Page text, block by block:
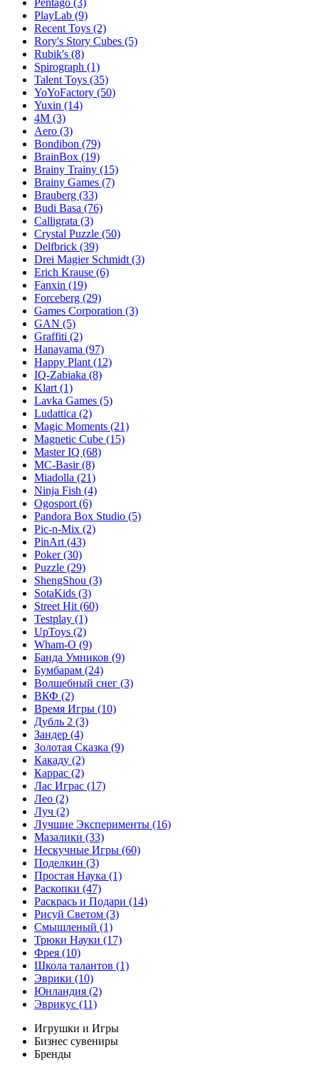
Pentago (3)
PlayLab (9)
Recent Toys (2)
Rory's Story Cubes (5)
Rubik's (8)
Spirograph (1)
Talent Toys (35)
YoYoFactory (50)
Yuxin (14)
4M (3)
Aero (3)
Bondibon (79)
BrainBox (19)
Brainy Trainy (15)
Brainy Games (7)
Brauberg (33)
Budi Basa (76)
Calligrata (3)
Crystal Puzzle (50)
Delfbrick (39)
Drei Magier Schmidt (3)
Erich Krause (6)
Fanxin (19)
Forceberg (29)
Games Corporation (3)
GAN (5)
Graffiti (2)
Hanayama (97)
Happy Plant (12)
IQ-Zabiaka (8)
Klart (1)
Lavka Games (5)
Ludattica (2)
Magic Moments (21)
Magnetic Cube (15)
Master IQ (68)
MC-Basir(8)
Miadolla (21)
Ninja Fish (4)
Ogosport (6)
Pandora Box Studio (5)
Pic-n-Mix (2)
PinArt (43)
Poker(30)
Puzzle (29)
ShengShou (3)
SotaKids (3)
Street Hit (60)
Testplay (1)
UpToys (2)
Wham-O (9)
Банда Умников (9)
Бумбарам (24)
Волшебный снег (3)
ВКФ (2)
Время Игры (10)
Дубль 2 (3)
Зандер (4)
Золотая Сказка (9)
Какаду (2)
Каррас (2)
Лас Играс (17)
Лео (2)
Луч (2)
Лучшие Эксперименты (16)
Мазалики (33)
Нескучные Игры (60)
Поделкин (3)
Простая Наука (1)
Раскопки (47)
Раскрась и Подари (14)
Рисуй Светом (3)
Смышленый (1)
Трюки Науки (17)
Фрея (10)
Школа талантов (1)
Эврики (10)
Юнландия (2)
Эврикус (11)
Игрушки и Игры
Бизнес сувениры
Бренды